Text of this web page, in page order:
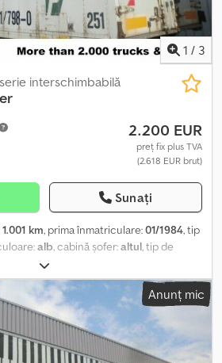
1 / 3
interschimbabilă
2.200 EUR
preț fix plus TVA
(2.618 EUR brut)
Sunați
1.001 km, prima înmatriculare:01/1984, tip
alb, cabină șofer:altul, tip de
spațiului de încărcare:
mm, înălțime spațiu de încărcare:
1984, Locația vehiculului: Bovenden,
Ahmjf Construcție: Caroseria furgon
din muzeu! Șasiul
DESPRE ACCESORII SUNT
Anunț mic